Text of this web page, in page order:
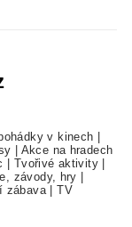
v kinech
Akce na hradech
Tvořivé aktivity
závody, hry
zábava|TV